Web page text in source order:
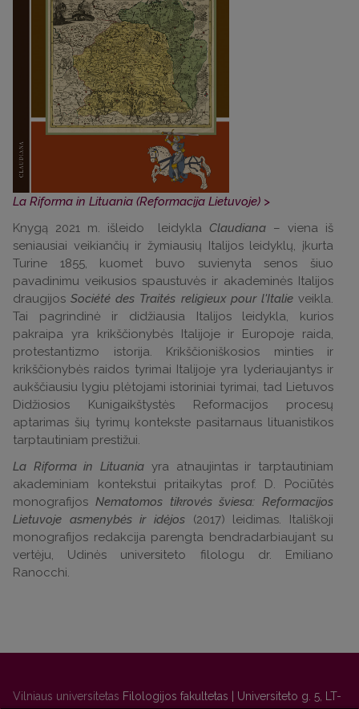
La Riforma in Lituania (Reformacija Lietuvoje) >
Knygą 2021 m. išleido leidykla Claudiana – viena iš
seniausiai veikiančių ir žymiausių Italijos leidyklų, įkurta
Turine 1855, kuomet buvo suvienyta senos šiuo
pavadinimu veikusios spaustuvės ir akademinės Italijos
draugijosSociété des Traités religieux pour l'Italieveikla.
Tai pagrindinė ir didžiausia Italijos leidykla, kurios
pakraipa yra krikščionybės Italijoje ir Europoje raida,
protestantizmo istorija. Krikščioniškosios minties ir
krikščionybės raidos tyrimai Italijoje yra lyderiaujantys ir
aukščiausiu lygiu plėtojami istoriniai tyrimai, tad Lietuvos
Didžiosios Kunigaikštystės Reformacijos procesų
aptarimas šių tyrimų kontekste pasitarnaus lituanistikos
tarptautiniam prestižui.
La Riforma in Lituania yra atnaujintas ir tarptautiniam
akademiniam kontekstui pritaikytas prof. D. Pociūtės
monografijos Nematomos tikrovės šviesa: Reformacijos
Lietuvoje asmenybės ir idėjos (2017) leidimas. Itališkoji
monografijos redakcija parengta bendradarbiaujant su
vertėju, Udinės universiteto filologu dr. Emiliano
Ranocchi.
Vilniaus universitetas Filologijos fakultetas | Universiteto g. 5, LT-